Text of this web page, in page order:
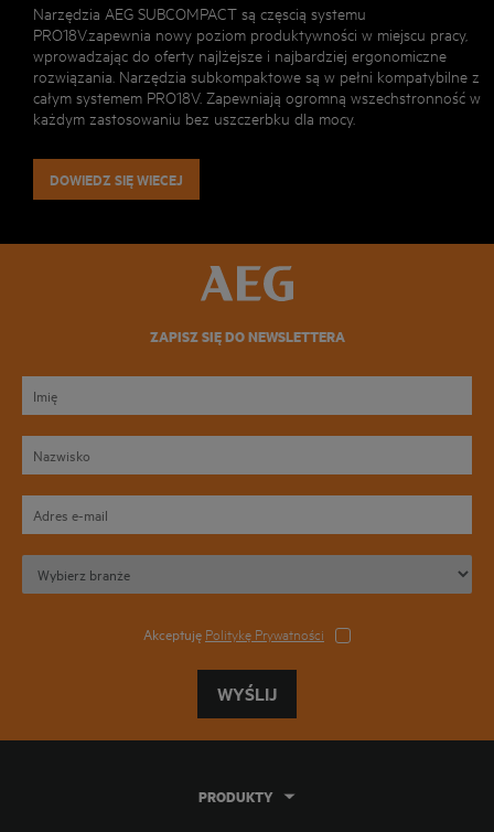
Narzędzia AEG SUBCOMPACT są częscią systemu
PRO18V.zapewnia nowy poziom produktywności w miejscu pracy,
wprowadzając do oferty najlżejsze i najbardziej ergonomiczne
rozwiązania. Narzędzia subkompaktowe są w pełni kompatybilne z
całym systemem PRO18V. Zapewniają ogromną wszechstronność w
każdym zastosowaniu bez uszczerbku dla mocy.
DOWIEDZ SIĘ WIECEJ
ZAPISZ SIĘ DO NEWSLETTERA
Akceptuję Politykę Prywatności
WYŚLIJ
PRODUKTY